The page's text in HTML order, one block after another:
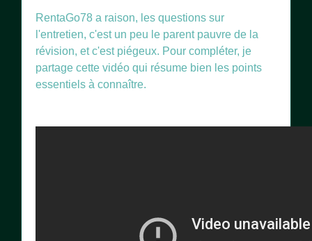
RentaGo78 a raison, les questions sur
l'entretien, c'est un peu le parent pauvre de la
révision, et c'est piégeux. Pour compléter, je
partage cette vidéo qui résume bien les points
essentiels à connaître.